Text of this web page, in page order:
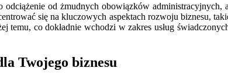
od żmudnych obowiązków
się na kluczowych aspektach rozwoju biznesu,
temu, co dokładnie wchodzi w zakres usług
Twojego biznesu